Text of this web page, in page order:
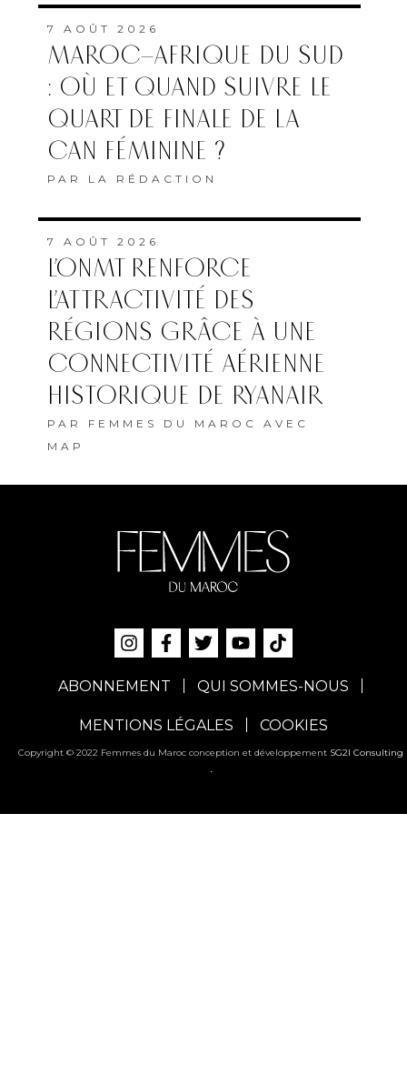
7 AOÛT 2026
MAROC–AFRIQUE DU SUD
: OÙ ET QUAND SUIVRE LE
QUART DE FINALE DE LA
CAN FÉMININE ?
PAR LA RÉDACTION
7 AOÛT 2026
L’ONMT RENFORCE
L’ATTRACTIVITÉ DES
RÉGIONS GRÂCE À UNE
CONNECTIVITÉ AÉRIENNE
HISTORIQUE DE RYANAIR
PAR FEMMES DU MAROC AVEC
MAP
ABONNEMENT QUI SOMMES-NOUS
MENTIONS LÉGALES COOKIES
Copyright © 2022 Femmes du Maroc conception et développement SG2I Consulting